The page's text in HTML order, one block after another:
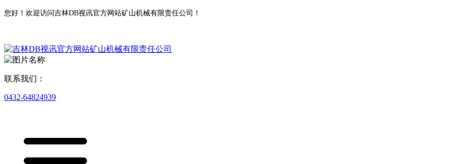
您好！欢迎访问吉林DB视讯官方网站矿山机械有限责任公司！
联系我们：
0432-64824939